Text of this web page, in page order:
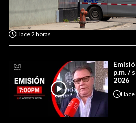
Hace2 horas
p.m. /
2026
Hace